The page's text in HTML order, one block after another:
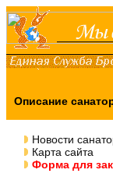
Описание
Новости
Карта сайта
Форма для